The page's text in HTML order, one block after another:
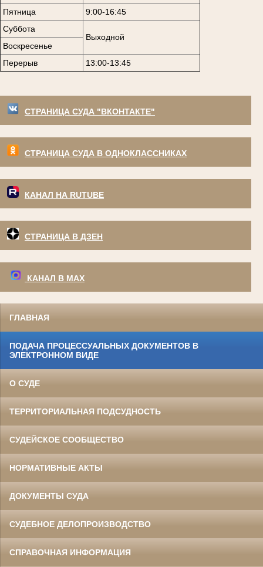
Пятница
9:00-16:45
Суббота
Выходной
Воскресенье
Перерыв
13:00-13:45
СТРАНИЦА СУДА "ВКОНТАКТЕ"
СТРАНИЦА СУДА В ОДНОКЛАССНИКАХ
КАНАЛ НА RUTUBE
СТРАНИЦА В ДЗЕН
КАНАЛ В МАХ
ГЛАВНАЯ
ПОДАЧА ПРОЦЕССУАЛЬНЫХ ДОКУМЕНТОВ В
ЭЛЕКТРОННОМ ВИДЕ
О СУДЕ
ТЕРРИТОРИАЛЬНАЯ ПОДСУДНОСТЬ
СУДЕЙСКОЕ СООБЩЕСТВО
НОРМАТИВНЫЕ АКТЫ
ДОКУМЕНТЫ СУДА
СУДЕБНОЕ ДЕЛОПРОИЗВОДСТВО
СПРАВОЧНАЯ ИНФОРМАЦИЯ